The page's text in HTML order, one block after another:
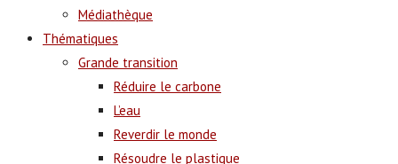
Médiathèque
Thématiques
Grande transition
Réduire le carbone
L’eau
Reverdir le monde
Résoudre le plastique